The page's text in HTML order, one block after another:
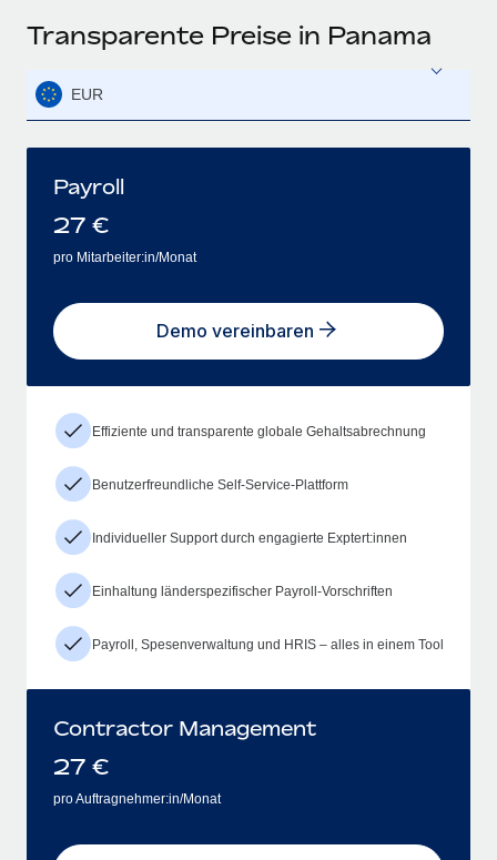
Transparente Preise in Panama
EUR
Payroll
27 €
pro Mitarbeiter:in/Monat
Demo vereinbaren
Effiziente und transparente globale Gehaltsabrechnung
Benutzerfreundliche Self-Service-Plattform
Individueller Support durch engagierte Exptert:innen
Einhaltung länderspezifischer Payroll-Vorschriften
Payroll, Spesenverwaltung und HRIS – alles in einem Tool
Contractor Management
27 €
pro Auftragnehmer:in/Monat